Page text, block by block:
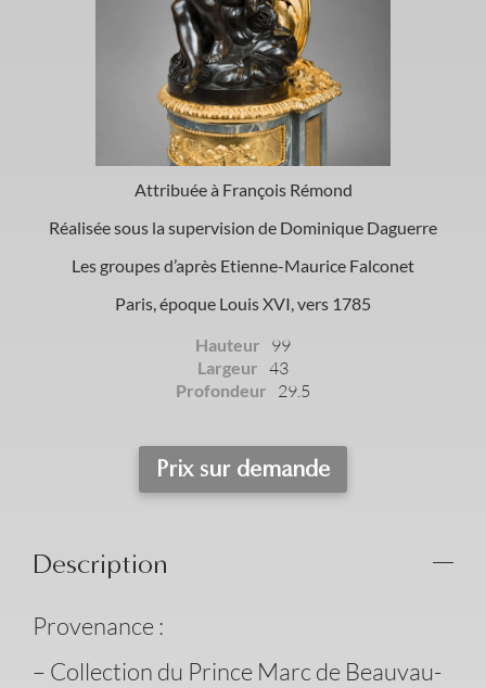
Attribuée à François Rémond
Réalisée sous la supervision de Dominique Daguerre
Les groupes d’après Etienne-Maurice Falconet
Paris, époque Louis XVI, vers 1785
Hauteur 99
Largeur 43
Profondeur 29.5
Prix sur demande
Description
Provenance :
– Collection du Prince Marc de Beauvau-